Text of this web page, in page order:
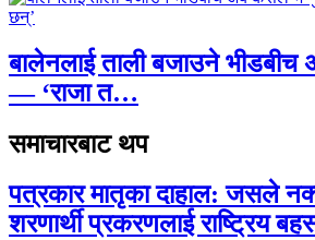
बालेनलाई ताली बजाउने
— ‘राजा त…
समाचारबाट थप
पत्रकार मातृका दाहाल: जसले
शरणार्थी प्रकरणलाई राष्ट्रिय